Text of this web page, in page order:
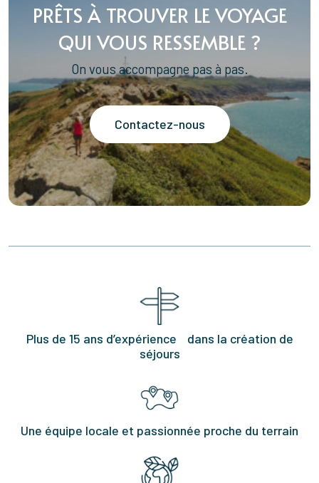
PRÊTS À TROUVER LE VOYAGE
QUI VOUS RESSEMBLE ?
On vous accompagne pas à pas.
Contactez-nous
Plus de 15 ans d’expérience dans la création de
séjours
Une équipe locale et passionnée proche du terrain